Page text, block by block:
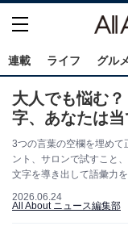
連載 ライフ グルメ
大人でも悩む
字、あなたは当
3つの言葉の空欄を埋めて
ント、サロンで試すこと
文字を導き出して語彙力
2026.06.24
All About ニュース編集部